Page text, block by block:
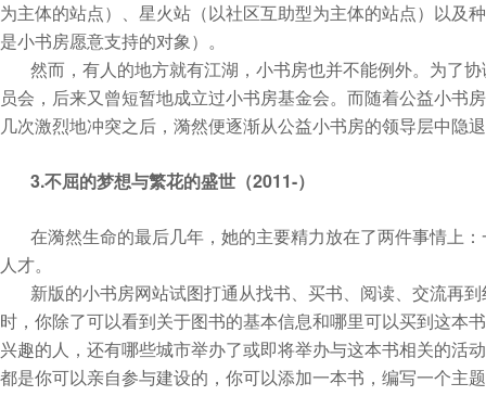
为主体的站点）、星火站（以社区互助型为主体的站点）以及
是小书房愿意支持的对象）。
然而，有人的地方就有江湖，小书房也并不能例外。为了
员会，后来又曾短暂地成立过小书房基金会。而随着公益小书
几次激烈地冲突之后，漪然便逐渐从公益小书房的领导层中隐
3.不屈的梦想与繁花的盛世（2011-）
在漪然生命的最后几年，她的主要精力放在了两件事情上
人才。
新版的小书房网站试图打通从找书、买书、阅读、交流再
时，你除了可以看到关于图书的基本信息和哪里可以买到这本
兴趣的人，还有哪些城市举办了或即将举办与这本书相关的
都是你可以亲自参与建设的，你可以添加一本书，编写一个